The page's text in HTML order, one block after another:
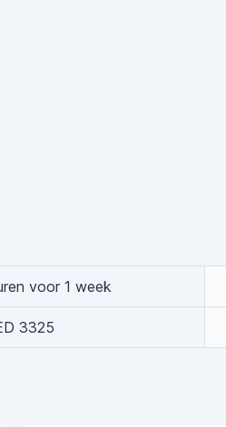
voor 1 week
3325